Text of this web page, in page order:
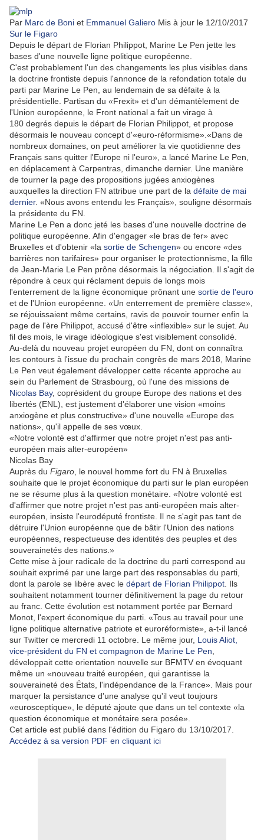
Par Marc de Boni et Emmanuel Galiero Mis à jour le 12/10/2017
Sur le Figaro
Depuis le départ de Florian Philippot, Marine Le Pen jette les
bases d'une nouvelle ligne politique européenne.
C'est probablement l'un des changements les plus visibles dans
la doctrine frontiste depuis l'annonce de la refondation totale du
parti par Marine Le Pen, au lendemain de sa défaite à la
présidentielle. Partisan du «Frexit» et d'un démantèlement de
l'Union européenne, le Front national a fait un virage à
180 degrés depuis le départ de Florian Philippot, et propose
désormais le nouveau concept d'«euro-réformisme».«Dans de
nombreux domaines, on peut améliorer la vie quotidienne des
Français sans quitter l'Europe ni l'euro», a lancé Marine Le Pen,
en déplacement à Carpentras, dimanche dernier. Une manière
de tourner la page des propositions jugées anxiogènes
auxquelles la direction FN attribue une part de la défaite de mai
dernier. «Nous avons entendu les Français», souligne désormais
la présidente du FN.
Marine Le Pen a donc jeté les bases d'une nouvelle doctrine de
politique européenne. Afin d'engager «le bras de fer» avec
Bruxelles et d'obtenir «la sortie de Schengen» ou encore «des
barrières non tarifaires» pour organiser le protectionnisme, la fille
de Jean-Marie Le Pen prône désormais la négociation. Il s'agit de
répondre à ceux qui réclament depuis de longs mois
l'enterrement de la ligne économique prônant une sortie de l'euro
et de l'Union européenne. «Un enterrement de première classe»,
se réjouissaient même certains, ravis de pouvoir tourner enfin la
page de l'ère Philippot, accusé d'être «inflexible» sur le sujet. Au
fil des mois, le virage idéologique s'est visiblement consolidé.
Au-delà du nouveau projet européen du FN, dont on connaîtra
les contours à l'issue du prochain congrès de mars 2018, Marine
Le Pen veut également développer cette récente approche au
sein du Parlement de Strasbourg, où l'une des missions de
Nicolas Bay, coprésident du groupe Europe des nations et des
libertés (ENL), est justement d'élaborer une vision «moins
anxiogène et plus constructive» d'une nouvelle «Europe des
nations», qu'il appelle de ses vœux.
«Notre volonté est d'affirmer que notre projet n'est pas anti-
européen mais alter-européen»
Nicolas Bay
Auprès du Figaro , le nouvel homme fort du FN à Bruxelles
souhaite que le projet économique du parti sur le plan européen
ne se résume plus à la question monétaire. «Notre volonté est
d'affirmer que notre projet n'est pas anti-européen mais alter-
européen, insiste l'eurodéputé frontiste. Il ne s'agit pas tant de
détruire l'Union européenne que de bâtir l'Union des nations
européennes, respectueuse des identités des peuples et des
souverainetés des nations.»
Cette mise à jour radicale de la doctrine du parti correspond au
souhait exprimé par une large part des responsables du parti,
dont la parole se libère avec le départ de Florian Philippot . Ils
souhaitent notamment tourner définitivement la page du retour
au franc. Cette évolution est notamment portée par Bernard
Monot, l'expert économique du parti. «Tous au travail pour une
ligne politique alternative patriote et euroréformiste», a-t-il lancé
sur Twitter ce mercredi 11 octobre. Le même jour, Louis Aliot,
vice-président du FN et compagnon de Marine Le Pen
développait cette orientation nouvelle sur BFMTV en évoquant
même un «nouveau traité européen, qui garantisse la
souveraineté des États, l'indépendance de la France». Mais pour
marquer la persistance d'une analyse qu'il veut toujours
«eurosceptique», le député ajoute que dans un tel contexte «la
question économique et monétaire sera posée».
Cet article est publié dans l'édition du Figaro du 13/10/2017.
Accédez à sa version PDF en cliquant ici